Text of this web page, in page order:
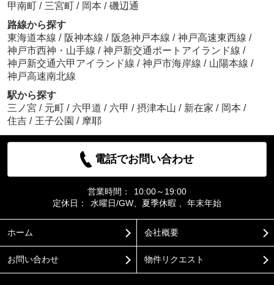
甲南町 / 三宮町 / 岡本 / 磯辺通
路線から探す
東海道本線 / 阪神本線 / 阪急神戸本線 / 神戸高速東西線 /
神戸市西神・山手線 / 神戸新交通ポートアイランド線 /
神戸新交通六甲アイランド線 / 神戸市海岸線 / 山陽本線 /
神戸高速南北線
駅から探す
三ノ宮 / 元町 / 六甲道 / 六甲 / 摂津本山 / 新在家 / 岡本 /
住吉 / 王子公園 / 摩耶
電話でお問い合わせ
営業時間：
10:00～19:00
定休日：
水曜日/GW、夏季休暇 、年末年始
ホーム 会社概要
お問い合わせ 物件リクエスト